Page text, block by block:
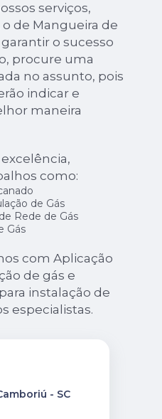
serviços,
de Mangueira de
garantir o sucesso
procure uma
no assunto, pois
indicar e
maneira
como:
de Gás
Rede de Gás
Gás
com Aplicação
de gás e
instalação de
especialistas.
- SC